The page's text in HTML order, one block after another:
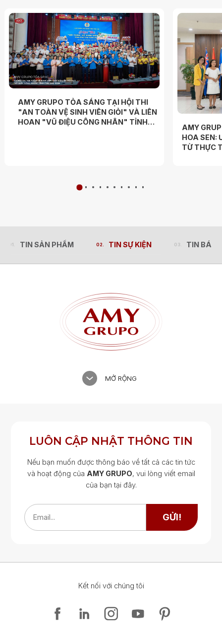
AMY GRUPO TỎA SÁNG TẠI HỘI THI
"AN TOÀN VỆ SINH VIÊN GIỎI" VÀ LIÊN
HOAN "VŨ ĐIỆU CÔNG NHÂN" TỈNH
AMY
HOA SEN:
TỪ THỰC
TIN SẢN PHẨM
TIN SẢN PHẨM
TIN SỰ KIỆN
TIN SỰ KIỆN
TIN BÁO
TIN BÁO
MỞ RỘNG
LUÔN CẬP NHẬT THÔNG TIN
Nếu bạn muốn được thông báo về tất cả các tin tức
và hoạt động của AMY GRUPO, vui lòng viết email
của bạn tại đây.
Email... GỬI!
Kết nối với chúng tôi